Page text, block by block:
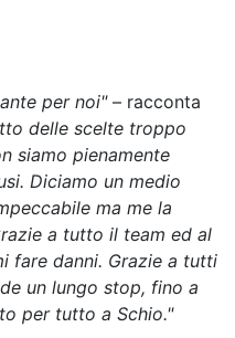
per noi"– racconta
delle scelte troppo
siamo pienamente
Diciamo un medio
ma me la
a tutto il team ed al
fare danni. Grazie a tutti
un lungo stop, fino a
per tutto a Schio."